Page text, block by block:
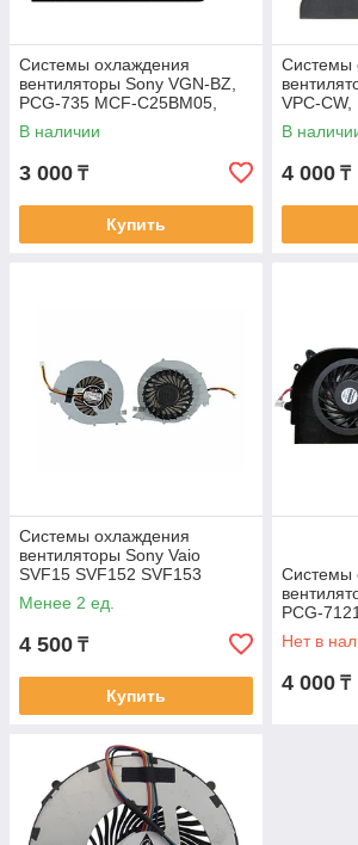
Системы охлаждения
вентиляторы Sony VGN-BZ,
PCG-735 MCF-C25BM05,
DQ5D566CE00, 3pin, Кулер,
FAN
В наличии
3 000 ₸
Купить
Системы
VPC-CW,
Кулер,
В
4 000 ₸
Системы охлаждения
вентиляторы Sony Vaio
SVF15 SVF152 SVF153
AB07505HX080300 кулер
FAN 3-pin
Менее 2 ед.
4 500 ₸
Купить
Системы
PCG-
61211v
300-
Нет в
4 000 ₸